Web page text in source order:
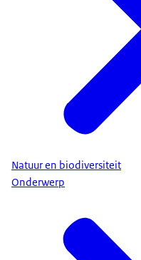
Natuur en biodiversiteit
Onderwerp